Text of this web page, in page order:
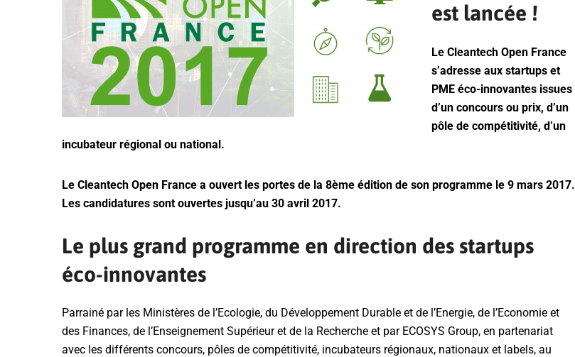
est lancée !
Le Cleantech Open France
s’adresse aux startups et
PME éco-innovantes issues
d’un concours ou prix, d’un
pôle de compétitivité, d’un
incubateur régional ou national.
Le Cleantech Open France a ouvert les portes de la 8ème édition de son programme le 9 mars 2017.
Les candidatures sont ouvertes jusqu’au 30 avril 2017.
Le plus grand programme en direction des startups
éco-innovantes
Parrainé par les Ministères de l’Ecologie, du Développement Durable et de l’Energie, de l’Economie et
des Finances, de l’Enseignement Supérieur et de la Recherche et par ECOSYS Group, en partenariat
avec les différents concours, pôles de compétitivité, incubateurs régionaux, nationaux et labels, au